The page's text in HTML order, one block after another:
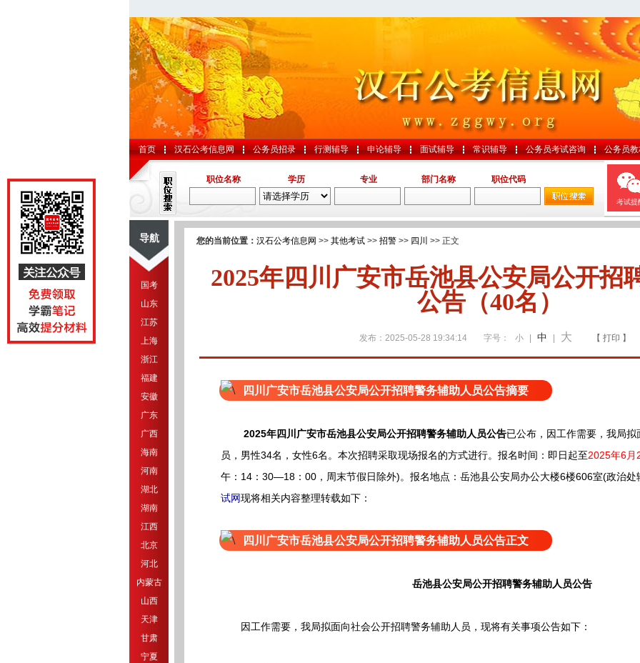
首页 汉石公考信息网 公务员招录 行测辅导 申论辅导 面试辅导 常识辅导 公务员考试咨询 公务员
职位名称 学历 专业 部门名称 职位代码
考试提
导航
国考
山东
江苏
上海
浙江
福建
安徽
广东
广西
海南
河南
湖北
湖南
江西
北京
河北
内蒙古
山西
天津
甘肃
宁夏
您的当前位置： 汉石公考信息网 >> 其他考试 >> 招警 >> 四川 >> 正文
2025年四川广安市岳池县公安局公开招
公告（40名）
发布：2025-05-28 19:34:14 字号： 小 中 大 【 打印 】
四川广安市岳池县公安局公开招聘警务辅助人员公告摘要
2025年四川广安市岳池县公安局公开招聘警务辅助人员公告已公布， 因工作需要，我局
员， 男性34名，女性6名。 本次招聘采取现场报名的方式进行。报名时间：即日起至2025年6月
午：14：30—18：00，周末节假日除外)。报名地点：岳池县公安局办公大楼6楼606室(政治处
试网现将相关内容整理转载如下：
四川广安市岳池县公安局公开招聘警务辅助人员公告正文
岳池县公安局公开招聘警务辅助人员公告
因工作需要，我局拟面向社会公开招聘警务辅助人员，现将有关事项公告如下：